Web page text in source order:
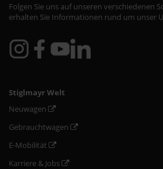
Folgen Sie uns auf unseren verschiedenen
erhalten Sie Informationen rund um unser
Stiglmayr Welt
Neuwagen
Gebrauchtwagen
E-Mobilität
Karriere & Jobs